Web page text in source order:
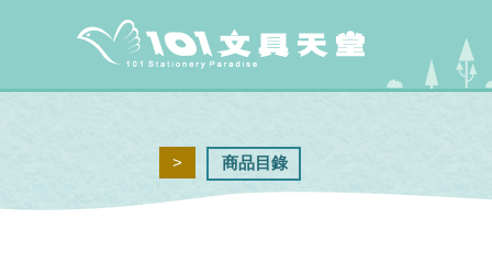
> 商品目錄